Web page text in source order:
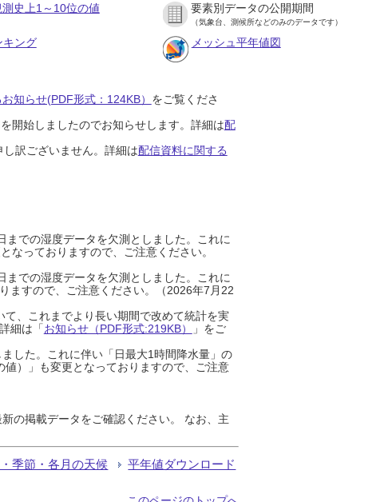
史上1～10位の値 要素別データの公開期間
（気象台、測候所などのみのデータです）
キング メッシュ平年値図
知らせ(PDF形式：124KB） をご覧くださ
開始しましたのでお知らせします。詳細は配
訳ございません。詳細は配信資料に関する
での湿度データを欠測としました。これに
なっておりますので、ご注意ください。
での湿度データを欠測としました。これに
ますので、ご注意ください。（2026年7月22
、これまでより長い期間で改めて統計を実
細は「お知らせ（PDF形式:219KB）
」をご
した。これに伴い「日最大1時間降水量」の
）」も変更となっておりますので、ご注意
の掲載データをご確認ください。 なお、主
季節・各月の天候 平年値ダウンロード